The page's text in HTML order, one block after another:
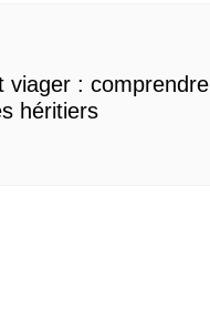
viager : comprendre
héritiers